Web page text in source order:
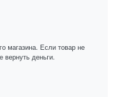
магазина. Если товар не
вернуть деньги.